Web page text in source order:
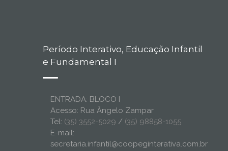
Período Interativo, Educação Infantil
e Fundamental I
ENTRADA: BLOCO I
Acesso: Rua Ângelo Zampar
Tel: (35) 3552-5029 / (35) 98858-1055
E-mail:
secretaria.infantil@coopeginterativa.com.br